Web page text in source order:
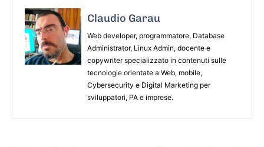
Claudio Garau
Web developer, programmatore, Database
Administrator, Linux Admin, docente e
copywriter specializzato in contenuti sulle
tecnologie orientate a Web, mobile,
Cybersecurity e Digital Marketing per
sviluppatori, PA e imprese.